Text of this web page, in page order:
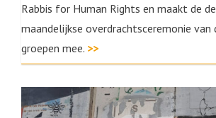
Rabbis for Human Rights en maakt de
maandelijkse overdrachtsceremonie van
groepen mee. >>